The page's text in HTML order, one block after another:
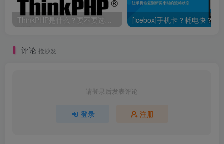
ThinkPHP是什么？要不要选择ThinkPHP？
评论 抢沙发
请登录后发表评论
登录 注册